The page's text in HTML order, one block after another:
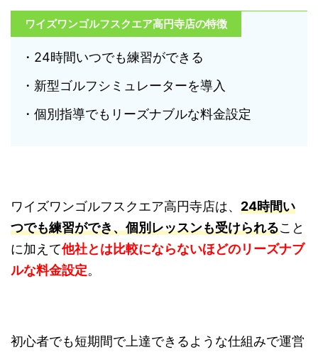
ワイズワンゴルフスクエア高円寺店の特徴
・24時間いつでも練習ができる
・新型ゴルフシミュレーターを導入
・個別指導でもリーズナブルな料金設定
ワイズワンゴルフスクエア高円寺店は、 24時間い
つでも練習ができ、個別レッスンも受けられること
に加えて他社とは比較にならないほどのリーズナブ
ルな料金設定。
初心者でも短期間で上達できるような仕組みで運営